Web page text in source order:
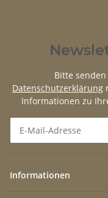
Bitte
Datenschutzerklärung
Informationen zu
Informationen